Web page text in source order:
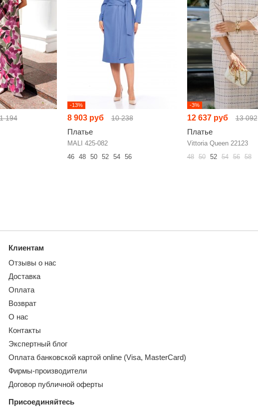
194
-13%
8 903 руб 10 238
Платье
MALI 425-082
46
48 50 52 54 56
-3%
12 637 руб 13 092
Платье
Vittoria Queen 22123
48 50 52 54 56 58
Клиентам
Отзывы о нас
Доставка
Оплата
Возврат
О нас
Контакты
Экспертный блог
Оплата банковской картой online (Visa, MasterCard)
Фирмы-производители
Договор публичной оферты
Присоединяйтесь